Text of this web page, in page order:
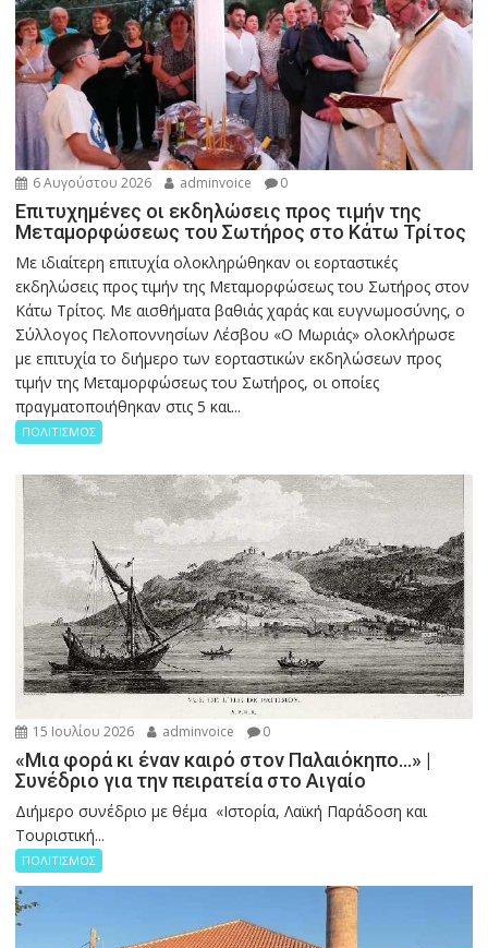
6 Αυγούστου 2026 adminvoice 0
Επιτυχημένες οι εκδηλώσεις προς τιμήν της
Μεταμορφώσεως του Σωτήρος στο Κάτω Τρίτος
Με ιδιαίτερη επιτυχία ολοκληρώθηκαν οι εορταστικές
εκδηλώσεις προς τιμήν της Μεταμορφώσεως του Σωτήρος στον
Κάτω Τρίτος. Με αισθήματα βαθιάς χαράς και ευγνωμοσύνης, ο
Σύλλογος Πελοποννησίων Λέσβου «Ο Μωριάς» ολοκλήρωσε
με επιτυχία το διήμερο των εορταστικών εκδηλώσεων προς
τιμήν της Μεταμορφώσεως του Σωτήρος, οι οποίες
πραγματοποιήθηκαν στις 5 και...
ΠΟΛΙΤΙΣΜΟΣ
15 Ιουλίου 2026 adminvoice 0
«Μια φορά κι έναν καιρό στον Παλαιόκηπο…» |
Συνέδριο για την πειρατεία στο Αιγαίο
Διήμερο συνέδριο με θέμα «Ιστορία, Λαϊκή Παράδοση και
Τουριστική...
ΠΟΛΙΤΙΣΜΟΣ